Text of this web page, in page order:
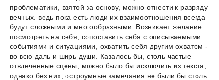
проблематики, взятой за основу, можно отнести к разряду
вечных, ведь пока есть люди их взаимоотношения всегда
будут сложными и многообразными. Возникает желание
посмотреть на себя, сопоставить себя с описываемыми
событиями и ситуациями, охватить себя другим охватом -
во всю даль и ширь души. Казалось бы, столь частые
отвлеченные сцены, можно было бы исключить из текста,
однако без них, остроумные замечания не были бы столь